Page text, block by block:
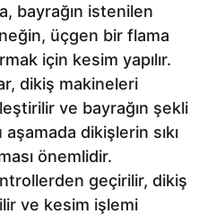
bayrağın istenilen
üçgen bir flama
için kesim yapılır.
dikiş makineleri
ve bayrağın şekli
dikişlerin sıkı
önemlidir.
geçirilir, dikiş
ve kesim işlemi